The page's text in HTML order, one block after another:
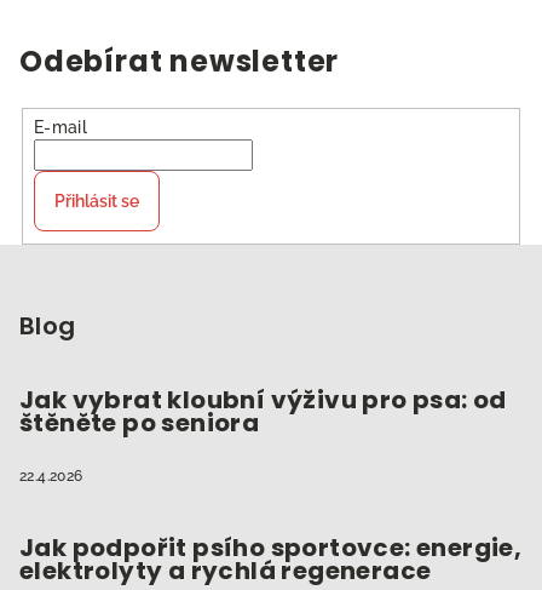
Odebírat newsletter
E-mail
Přihlásit se
Blog
Jak vybrat kloubní výživu pro psa: od
štěněte po seniora
22.4.2026
Jak podpořit psího sportovce: energie,
elektrolyty a rychlá regenerace